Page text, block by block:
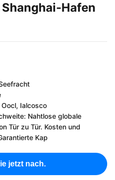
Hafen
Oocl, Ialcosco
Nahtlose globale
Tür zu Tür. Kosten und
Kap
jetzt nach.